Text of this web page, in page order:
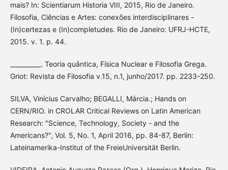
mais? In: Scientiarum Historia VIII, 2015, Rio de Janeiro.
Filosofia, Ciências e Artes: conexões interdisciplinares -
(In)certezas e (In)completudes. Rio de Janeiro: UFRJ-HCTE,
2015. v. 1. p. 44.
__________. Teoria quântica, Física Nuclear e Filosofia Grega.
Griot: Revista de Filosofia v.15, n.1, junho/2017. pp. 2233-250.
SILVA, Vinícius Carvalho; BEGALLI, Márcia.; Hands on
CERN/RIO. in CROLAR Critical Reviews on Latin American
Research: "Science, Technology, Society - and the
Americans?", Vol. 5, No. 1, April 2016, pp. 84-87, Berlin:
Lateinamerika-Institut of the FreieUniversität Berlin.